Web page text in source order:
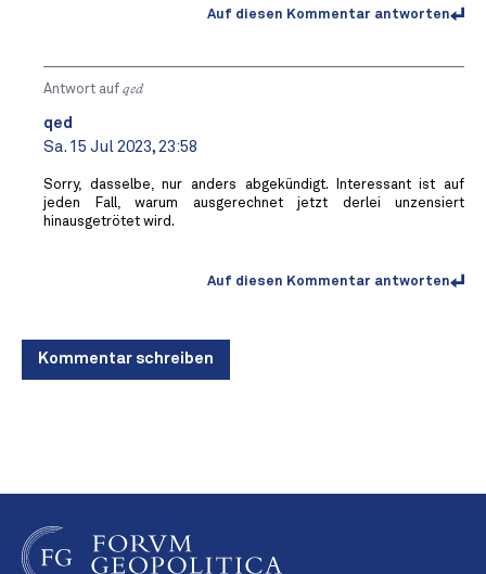
Auf diesen Kommentar antworten
Antwort auf qed
qed
Sa. 15 Jul 2023, 23:58
Sorry, dasselbe, nur anders abgekündigt. Interessant ist auf
jeden Fall, warum ausgerechnet jetzt derlei unzensiert
hinausgetrötet wird.
Auf diesen Kommentar antworten
Kommentar schreiben